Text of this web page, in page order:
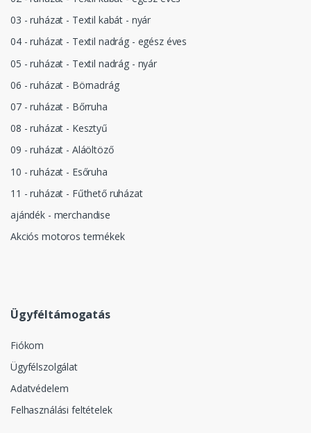
03 - ruházat - Textil kabát - nyár
04 - ruházat - Textil nadrág - egész éves
05 - ruházat - Textil nadrág - nyár
06 - ruházat - Börnadrág
07 - ruházat - Bőrruha
08 - ruházat - Kesztyű
09 - ruházat - Aláöltöző
10 - ruházat - Esőruha
11 - ruházat - Fűthető ruházat
ajándék - merchandise
Akciós motoros termékek
Ügyféltámogatás
Fiókom
Ügyfélszolgálat
Adatvédelem
Felhasználási feltételek